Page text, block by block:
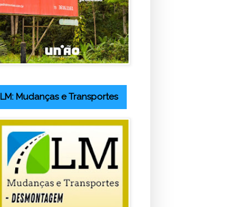
LM: Mudanças e Transportes